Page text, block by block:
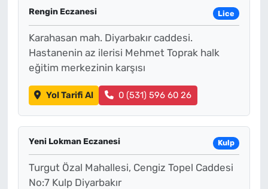
Rengin Eczanesi Lice
Karahasan mah. Diyarbakır caddesi.
Hastanenin az ilerisi Mehmet Toprak halk
eğitim merkezinin karşısı
Yol Tarifi Al 0 (531) 596 60 26
Yeni Lokman Eczanesi Kulp
Turgut Özal Mahallesi, Cengiz Topel Caddesi
No:7 Kulp Diyarbakır